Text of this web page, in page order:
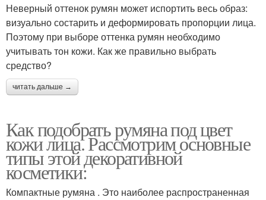
Неверный оттенок румян может испортить весь образ:
визуально состарить и деформировать пропорции лица.
Поэтому при выборе оттенка румян необходимо
учитывать тон кожи. Как же правильно выбрать
средство?
читать дальше →
Как подобрать румяна под цвет
кожи лица. Рассмотрим основные
типы этой декоративной
косметики:
Компактные румяна . Это наиболее распространенная